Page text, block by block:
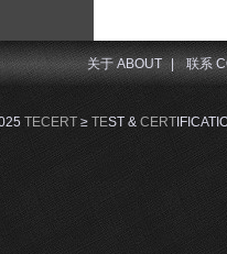
TECERT≥ TEST & CERT
关于 ABOUT | 联系